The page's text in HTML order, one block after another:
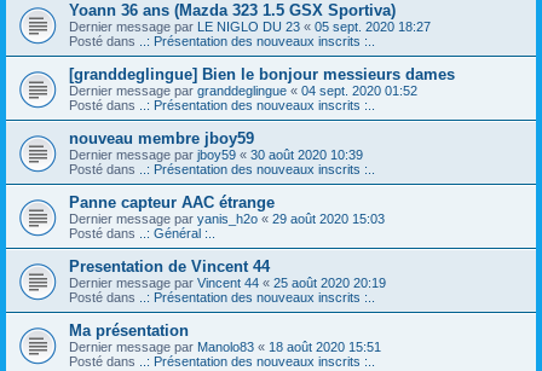
Yoann 36 ans (Mazda 323 1.5 GSX Sportiva)
Dernier message par LE NIGLO DU 23 « 05 sept. 2020 18:27
Posté dans
..: Présentation des nouveaux inscrits :..
[granddeglingue] Bien le bonjour messieurs dames
Dernier message par granddeglingue « 04 sept. 2020 01:52
Posté dans
..: Présentation des nouveaux inscrits :..
nouveau membre jboy59
Dernier message par jboy59 « 30 août 2020 10:39
Posté dans
..: Présentation des nouveaux inscrits :..
Panne capteur AAC étrange
Dernier message par yanis_h2o « 29 août 2020 15:03
Posté dans
..: Général :..
Presentation de Vincent 44
Dernier message par Vincent 44 « 25 août 2020 20:19
Posté dans
..: Présentation des nouveaux inscrits :..
Ma présentation
Dernier message par Manolo83 « 18 août 2020 15:51
Posté dans
..: Présentation des nouveaux inscrits :..